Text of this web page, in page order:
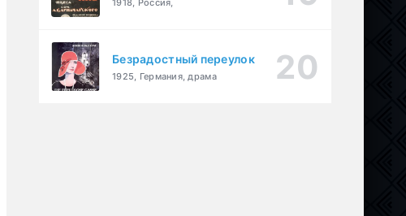
Безрадостный переулок
1925, Германия, драма